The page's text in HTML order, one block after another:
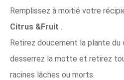
Remplissez à moitié votre
Citrus &Fruit .
Retirez doucement la plante du
desserrez la motte et retirez
racines lâches ou morts.